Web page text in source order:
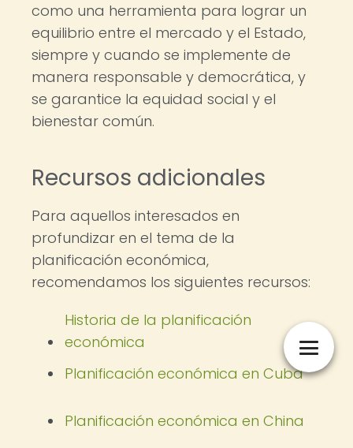
como una herramienta para lograr un
equilibrio entre el mercado y el Estado,
siempre y cuando se implemente de
manera responsable y democrática, y
se garantice la equidad social y el
bienestar común.
Recursos adicionales
Para aquellos interesados en
profundizar en el tema de la
planificación económica,
recomendamos los siguientes recursos:
Historia de la planificación
económica
Planificación económica en Cuba
Planificación económica en China